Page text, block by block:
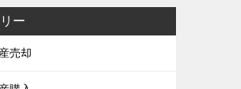
ー
売却